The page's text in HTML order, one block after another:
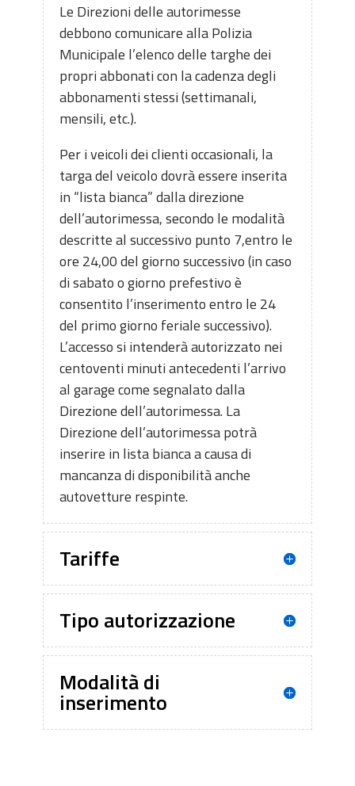
Le Direzioni delle autorimesse
debbono comunicare alla Polizia
Municipale l’elenco delle targhe dei
propri abbonati con la cadenza degli
abbonamenti stessi (settimanali,
mensili, etc.).
Per i veicoli dei clienti occasionali, la
targa del veicolo dovrà essere inserita
in “lista bianca” dalla direzione
dell’autorimessa, secondo le modalità
descritte al successivo punto 7,entro le
ore 24,00 del giorno successivo (in caso
di sabato o giorno prefestivo è
consentito l’inserimento entro le 24
del primo giorno feriale successivo).
L’accesso si intenderà autorizzato nei
centoventi minuti antecedenti l’arrivo
al garage come segnalato dalla
Direzione dell’autorimessa. La
Direzione dell’autorimessa potrà
inserire in lista bianca a causa di
mancanza di disponibilità anche
autovetture respinte.
Tariffe
Tipo autorizzazione
Modalità di
inserimento